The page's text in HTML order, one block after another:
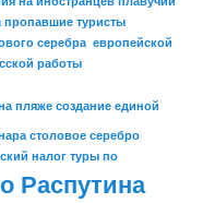
пропавшие туристы
серебра европейской
работы
пляже создание единой
столовое серебро
налог туры по
Распутина